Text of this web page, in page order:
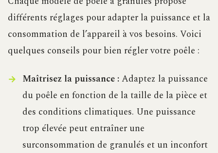
différents réglages pour adapter la puissance et la
consommation de l’appareil à vos besoins. Voici
quelques conseils pour bien régler votre poêle :
Maîtrisez la puissance :Adaptez la puissance
du poêle en fonction de la taille de la pièce et
des conditions climatiques. Une puissance
trop élevée peut entraîner une
surconsommation de granulés et un inconfort